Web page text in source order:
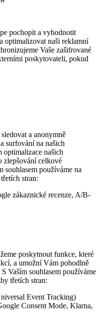
pochopit a vyhodnotit
optimalizovat naši reklamní
Vaše zašifrované
poskytovateli, pokud
a anonymně
surfování na našich
optimalizace našich
zlepšování celkové
souhlasem používáme na
stran:
zákaznické recenze, A/B-
poskytnout funkce, které
a umožní Vám pohodlně
Vaším souhlasem používáme
třetích stran:
Event Tracking)
Consent Mode, Klarna,